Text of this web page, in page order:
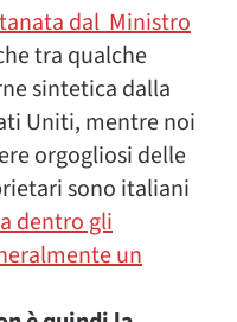
dal Ministro
tra qualche
sintetica dalla
Uniti, mentre noi
orgogliosi delle
sono italiani
dentro gli
un